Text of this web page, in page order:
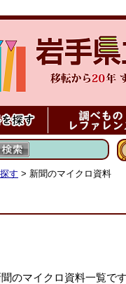
す > 新聞のマイクロ資料
のマイクロ資料一覧で